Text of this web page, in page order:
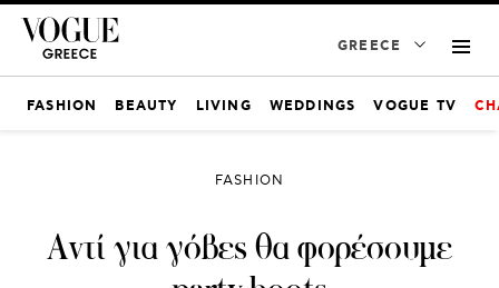
GREECE
FASHION BEAUTY LIVING WEDDINGS VOGUE TV
FASHION
Αντί για γόβες θα φορέσουμε